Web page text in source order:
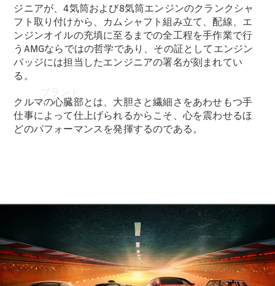
ブランド
ジニアが、4気筒および8気筒エンジンのクランクシャ
フト取り付けから、カムシャフト組み立て、配線、エ
ンジンオイルの充填に至るまでの全工程を手作業で行
うAMGならではの哲学であり、その証としてエンジン
バッジには担当したエンジニアの署名が刻まれてい
る。
クルマの心臓部とは、大胆さと繊細さをあわせもつ手
仕事によって仕上げられるからこそ、心を震わせるほ
どのパフォーマンスを発揮するのである。